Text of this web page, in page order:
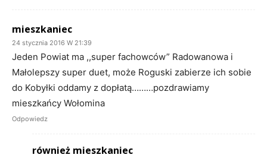
mieszkaniec
24 stycznia 2016 W 21:39
Jeden Powiat ma ,,super fachowców” Radowanowa i
Małolepszy super duet, może Roguski zabierze ich sobie
do Kobyłki oddamy z dopłatą………pozdrawiamy
mieszkańcy Wołomina
Odpowiedz
również mieszkaniec